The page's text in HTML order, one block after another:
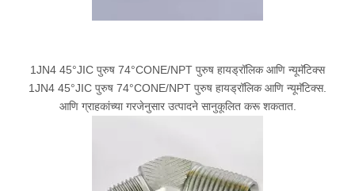
1JN4 45°JIC पुरुष 74°CONE/NPT पुरुष हायड्रॉलिक आणि न्यूमॅटिक्स
1JN4 45°JIC पुरुष 74°CONE/NPT पुरुष हायड्रॉलिक आणि न्यूमॅटिक्स.
आणि ग्राहकांच्या गरजेनुसार उत्पादने सानुकूलित करू शकतात.